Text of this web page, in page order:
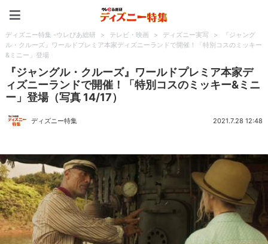
ディズニー特集 -ウレぴあ総研 > テレビ・映画 > ディズニー実写 >
『ジャング
ル・クルーズ』ワールドプレミア本家ディズニーランドで開催！「特別コスのミッキー
&ミニー」登場
『ジャングル・クルーズ』ワールドプレミア本家デ
ィズニーランドで開催！「特別コスのミッキー&ミニ
ー」登場（写真 14/17）
ディズニー特集 2021.7.28 12:48